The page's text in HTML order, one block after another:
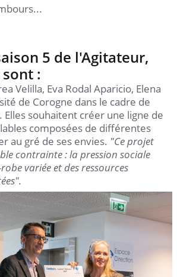
5 de l'Agitateur,
:
Velilla, Eva Rodal Aparicio, Elena
de Corogne dans le cadre de
Elles souhaitent créer une ligne de
composées de différentes
au gré de ses envies. "Ce projet
contrainte : la pression sociale
variée et des ressources